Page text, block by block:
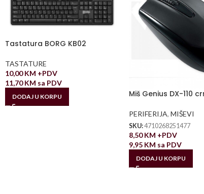
Tastatura BORG KB02
TASTATURE
10,00KM +PDV
11,70KM sa PDV
DODAJ U KORPU Miš Genius DX-110
PERIFERIJA, MIŠEVI
SKU:4710268251477
8,50KM +PDV
9,95 KM sa PDV
DODAJ U KORPU